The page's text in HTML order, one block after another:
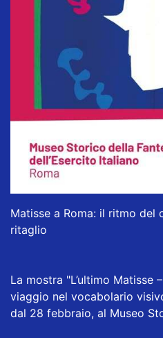
Matisse a Roma: il ritmo del
ritaglio
La mostra "L’ultimo
viaggio nel vocabolario
dal 28 febbraio, al Museo